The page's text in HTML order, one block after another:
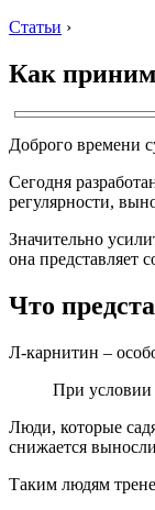
Статьи ›
Как
Доброго времени
Сегодня
регулярности,
Значительно
она представляет
Что
Л-карнитин –
При условии
Люди, которые
снижается
Таким людям